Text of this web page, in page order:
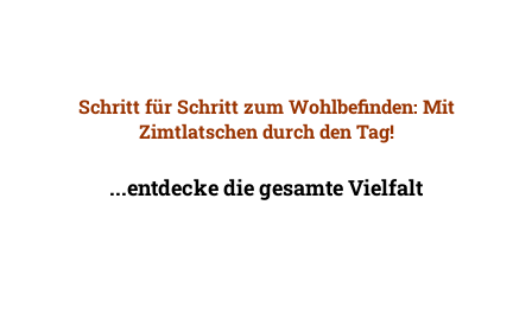
Schritt für Schritt zum Wohlbefinden: Mit
Zimtlatschen durch den Tag!
...entdecke die gesamte Vielfalt